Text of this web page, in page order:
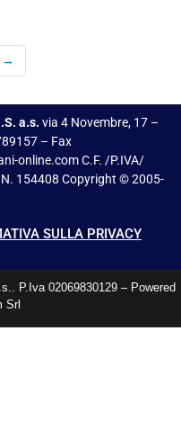
→
a.s. via 4 Novembre, 17 –
– Fax
online.com C.F. /P.IVA/
154408 Copyright © 2005-
SULLA PRIVACY
P.Iva 02069830129 – Powered
Srl